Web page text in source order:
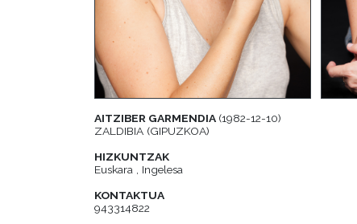
AITZIBER GARMENDIA (1982-12-10)
ZALDIBIA (GIPUZKOA)
HIZKUNTZAK
Euskara , Ingelesa
KONTAKTUA
943314822